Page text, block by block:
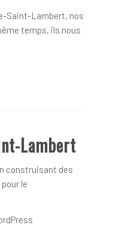
Saint-Lambert, nos
temps, ils nous
Lambert
construisant des
le